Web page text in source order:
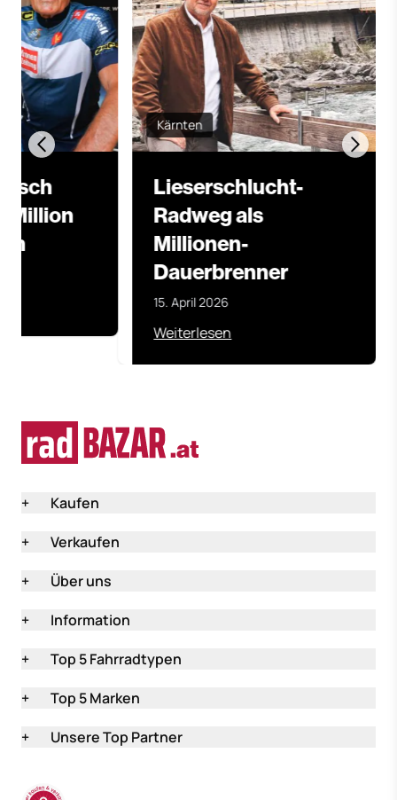
Million
Kärnten
Lieserschlucht-
Radweg als
Millionen-
Dauerbrenner
15. April 2026
Weiterlesen
+
Kaufen
+
Verkaufen
+
Über uns
+
Information
+
Top 5 Fahrradtypen
+
Top 5 Marken
+
Unsere Top Partner